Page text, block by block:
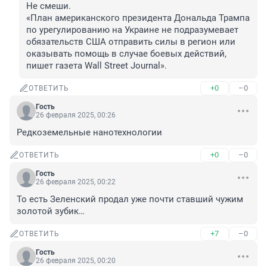
Не смеши.
«План американского президента Дональда Трампа
по урегулированию на Украине не подразумевает
обязательств США отправить силы в регион или
оказывать помощь в случае боевых действий,
пишет газета Wall Street Journal».
ОТВЕТИТЬ +0 –0
Гость
26 февраля 2025, 00:26
Редкоземельные нанотехнологии
ОТВЕТИТЬ +0 –0
Гость
26 февраля 2025, 00:22
То есть Зеленский продал уже почти ставший чужим
золотой зубик…
ОТВЕТИТЬ +7 –0
Гость
26 февраля 2025, 00:20